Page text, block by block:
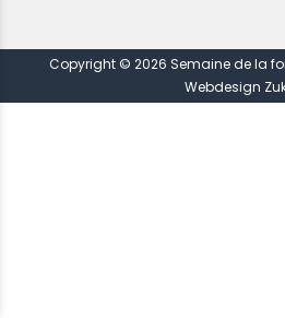
Copyright © 2026 Semaine de la
Webdesign